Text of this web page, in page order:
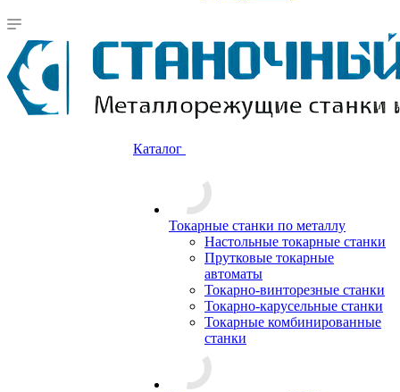
Каталог
Токарные станки по металлу
Настольные токарные станки
Прутковые токарные
автоматы
Токарно-винторезные станки
Токарно-карусельные станки
Токарные комбинированные
станки